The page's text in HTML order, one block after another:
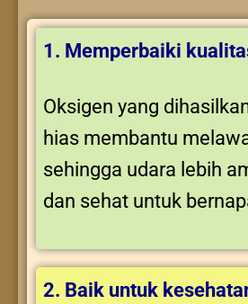
1. Memperbaiki
Oksigen yang
hias membantu
sehingga udara lebih
dan sehat untuk
2. Baik untuk